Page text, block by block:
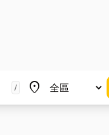
/ place
地區